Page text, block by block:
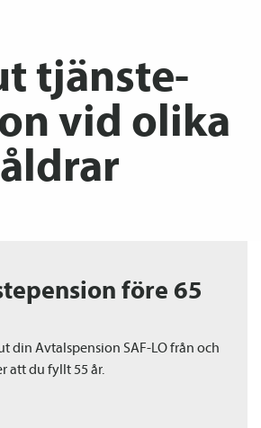
tjänste­
vid olika
åldrar
före 65
din Avtals­pension SAF-LO från och
att du fyllt 55 år.